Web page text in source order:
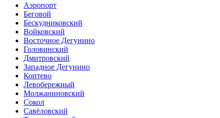
Аэропорт
Беговой
Бескудниковский
Войковский
Восточное Дегунино
Головинский
Дмитровский
Западное Дегунино
Коптево
Левобережный
Молжаниновский
Сокол
Савёловский